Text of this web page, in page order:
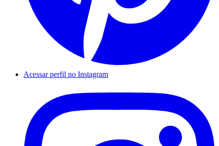
Acessar perfil no Instagram